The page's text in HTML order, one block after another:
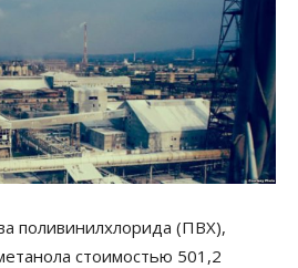
поливинилхлорида (ПВХ),
стоимостью 501,2